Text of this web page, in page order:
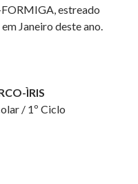
estreado
Janeiro deste ano.
ÌRIS
/ 1º Ciclo